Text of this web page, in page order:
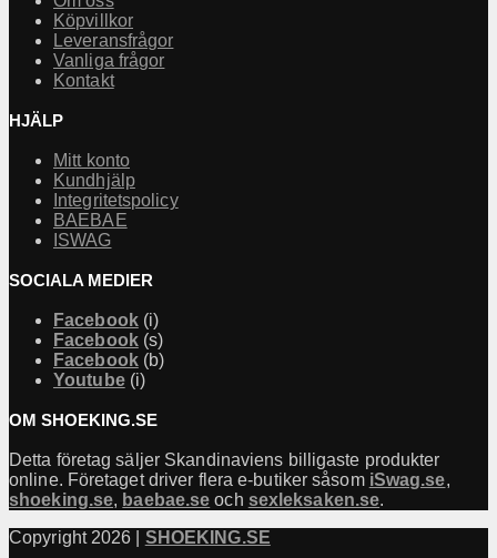
Köpvillkor
Leveransfrågor
Vanliga frågor
Kontakt
HJÄLP
Mitt konto
Kundhjälp
Integritetspolicy
BAEBAE
ISWAG
SOCIALA MEDIER
Facebook(i)
Facebook(s)
Facebook(b)
Youtube(i)
OM SHOEKING.SE
Detta företag säljer Skandinaviens billigaste produkter
online. Företaget driver flera e-butiker såsom iSwag.se,
shoeking.se, baebae.se och sexleksaken.se.
Copyright 2026 | SHOEKING.SE